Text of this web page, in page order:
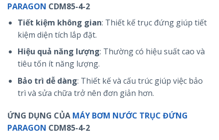
PARAGON CDM85-4-2
Tiết kiệm không gian: Thiết kế trục đứng giúp tiết
kiệm diện tích lắp đặt.
Hiệu quả năng lượng: Thường có hiệu suất cao và
tiêu tốn ít năng lượng.
Bảo trì dễ dàng: Thiết kế và cấu trúc giúp việc bảo
trì và sửa chữa trở nên đơn giản hơn.
ỨNG DỤNG CỦA MÁY BƠM NƯỚC TRỤC ĐỨNG
PARAGON CDM85-4-2